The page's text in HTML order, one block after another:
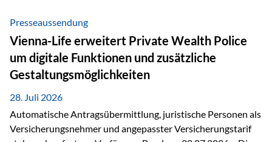
administrative Aufgaben, beschleunigen Abläufe und
schaffen mehr Zeit für das Wesentliche: die persönliche
Beratung. Gerade deshalb wird die individuelle Betreuung
zum entscheidenden Erfolgsfaktor. Technologie kann
unterstützen, Vertrauen entsteht jedoch weiterhin im
persönlichen Gespräch. Bei der Vienna-Life reagieren…
Presseaussendung
Vienna-Life erweitert Private Wealth Police
um digitale Funktionen und zusätzliche
Gestaltungsmöglichkeiten
28. Juli 2026
Automatische Antragsübermittlung, juristische Personen als
Versicherungsnehmer und angepasster Versicherungstarif